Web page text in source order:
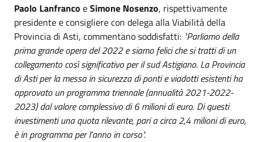
Paolo Lanfranco eSimone Nosenzo, rispettivamente
presidente e consigliere con delega alla Viabilità della
Provincia di Asti, commentano soddisfatti: "Parliamo della
prima grande opera del 2022 e siamo felici che si tratti di un
collegamento così significativo per il sud Astigiano. La Provincia
di Asti per la messa in sicurezza di ponti e viadotti esistenti ha
approvato un programma triennale (annualità 2021-2022-
2023) dal valore complessivo di 6 milioni di euro. Di questi
investimenti una quota rilevante, pari a circa 2,4 milioni di euro,
è in programma per l'anno in corso".